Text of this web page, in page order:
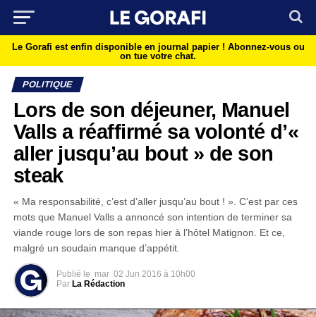
Le Gorafi est enfin disponible en journal papier ! Abonnez-vous ou
on tue votre chat.
POLITIQUE
Lors de son déjeuner, Manuel
Valls a réaffirmé sa volonté d’«
aller jusqu’au bout » de son
steak
« Ma responsabilité, c’est d’aller jusqu’au bout ! ». C’est par ces
mots que Manuel Valls a annoncé son intention de terminer sa
viande rouge lors de son repas hier à l’hôtel Matignon. Et ce,
malgré un soudain manque d’appétit.
Publié le mar 02 Jun 2016 à 10h00
Par La Rédaction